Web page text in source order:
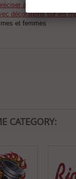
à la commande.
décorations sur les
et femmes
CATEGORY: